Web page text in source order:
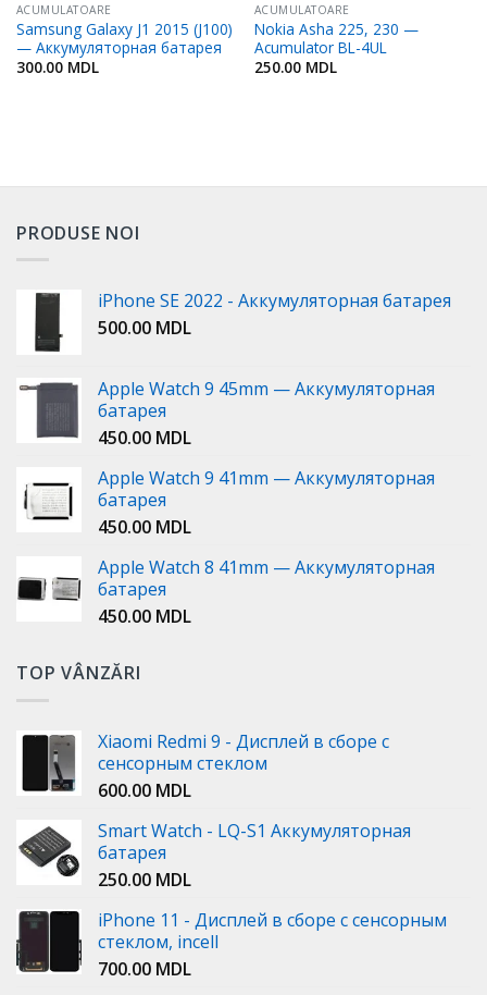
ACUMULATOARE
Samsung Galaxy J1 2015 (J100)
— Аккумуляторная батарея
300.00 MDL
ACUMULATOARE
Nokia Asha 225, 230 —
Acumulator BL-4UL
250.00 MDL
PRODUSE NOI
iPhone SE 2022 - Аккумуляторная батарея
500.00 MDL
Apple Watch 9 45mm — Аккумуляторная
батарея
450.00 MDL
Apple Watch 9 41mm — Аккумуляторная
батарея
450.00 MDL
Apple Watch 8 41mm — Аккумуляторная
батарея
450.00 MDL
TOP VÂNZĂRI
Xiaomi Redmi 9 - Дисплей в сборе с
сенсорным стеклом
600.00 MDL
Smart Watch - LQ-S1 Аккумуляторная
батарея
250.00 MDL
iPhone 11 - Дисплей в сборе с сенсорным
стеклом, incell
700.00 MDL